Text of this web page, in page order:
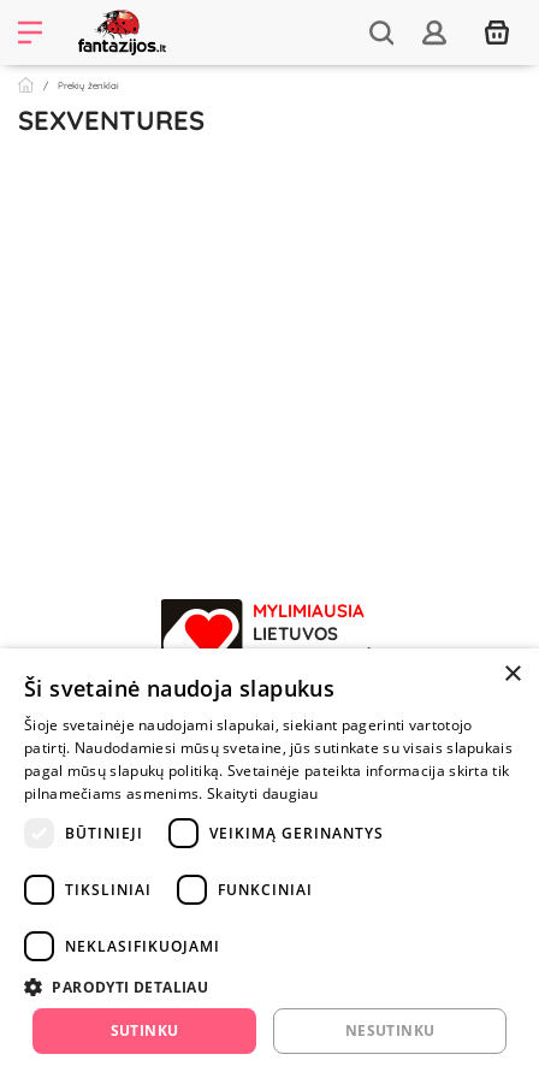
Prekių ženklai
SEXVENTURES
MYLIMIAUSIA
LIETUVOS
ELEKTRONINĖ
PARDUOTUVĖ
NENUSTOK
ŽAISTI
+370 600 84088
info@fantazijos.lt
instagram.com/fantazijos.lt
Karjera
×
Ši svetainė naudoja slapukus
Šioje svetainėje naudojami slapukai, siekiant pagerinti vartotojo
patirtį. Naudodamiesi mūsų svetaine, jūs sutinkate su visais slapukais
pagal mūsų slapukų politiką. Svetainėje pateikta informacija skirta tik
pilnamečiams asmenims. Skaityti daugiau
BŪTINIEJI
VEIKIMĄ GERINANTYS
TIKSLINIAI FUNKCINIAI
NEKLASIFIKUOJAMI
PARODYTI DETALIAU
SUTINKU NESUTINKU